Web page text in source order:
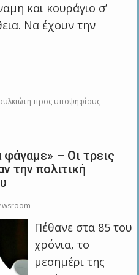
και κουράγιο σ’
Να έχουν την
προς υποψηφίους
φάγαμε» – Οι τρεις
την πολιτική
Πέθανε στα 85 του
χρόνια, το
μεσημέρι της